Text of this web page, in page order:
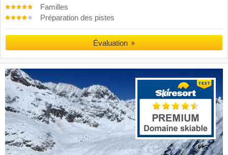
Familles
Préparation des pistes
Évaluation